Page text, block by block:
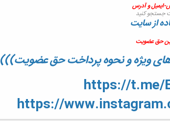
ایمیل و آدرس
جستجو کنید
از سایت
های ویژه و نحوه پرداخت حق عضویت)))
https://t.me/
https://